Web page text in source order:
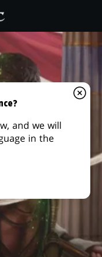
and we will
in the